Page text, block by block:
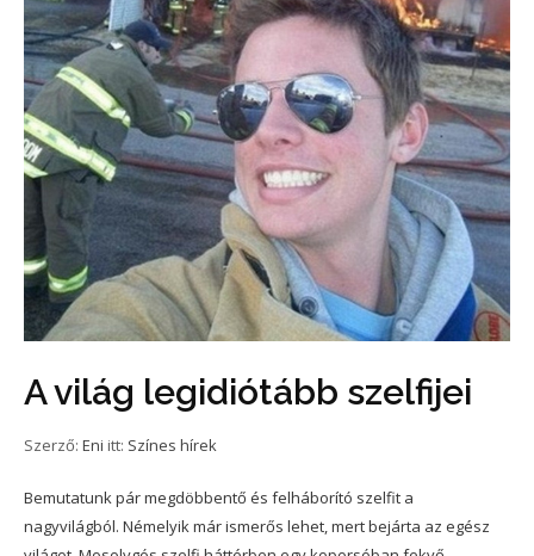
A világ legidiótább szelfijei
Szerző: Eni itt: Színes hírek
Bemutatunk pár megdöbbentő és felháborító szelfit a
nagyvilágból. Némelyik már ismerős lehet, mert bejárta az egész